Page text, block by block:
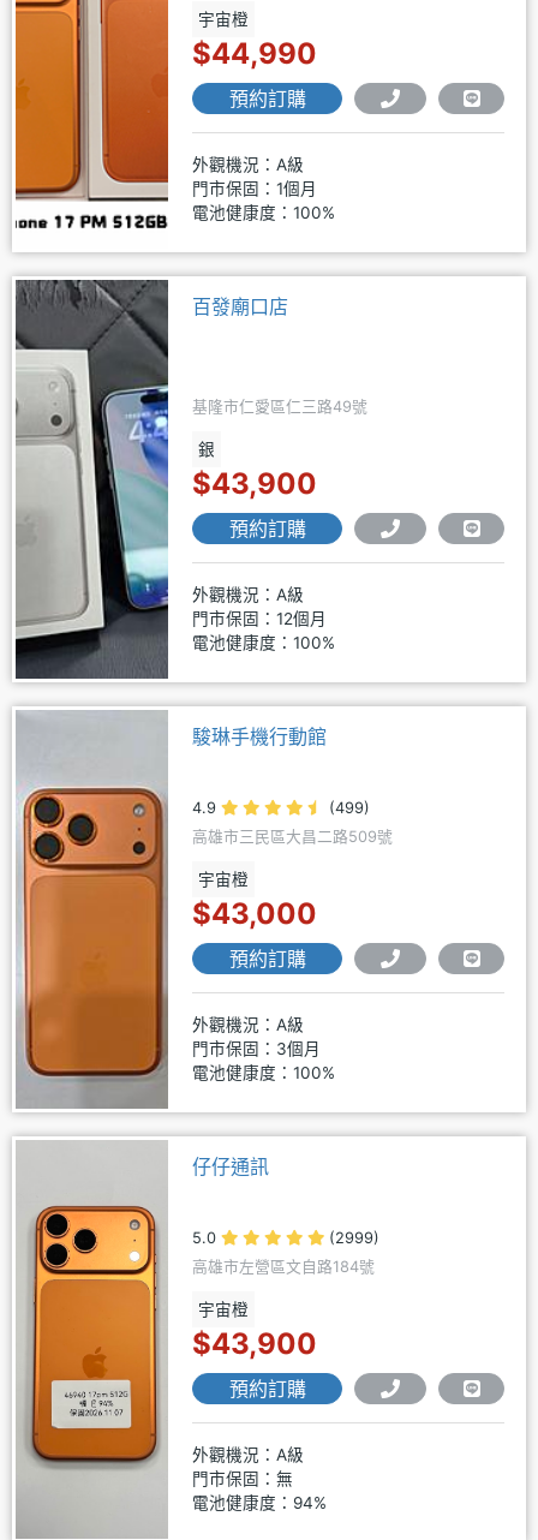
宇宙橙
$44,990
預約訂購
外觀機況：A級
門市保固：1個月
電池健康度：100%
百發廟口店
基隆市仁愛區仁三路49號
銀
$43,900
預約訂購
外觀機況：A級
門市保固：12個月
電池健康度：100%
駿琳手機行動館
4.9
(499)
高雄市三民區大昌二路509號
宇宙橙
$43,000
預約訂購
外觀機況：A級
門市保固：3個月
電池健康度：100%
仔仔通訊
5.0
(2999)
高雄市左營區文自路184號
宇宙橙
$43,900
預約訂購
外觀機況：A級
門市保固：無
電池健康度：94%